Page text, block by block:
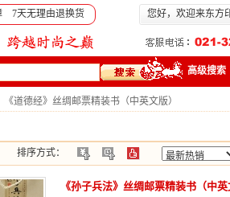
7天无理由退换货 您好，欢迎来东方
高级搜索
《道德经》丝绸邮票精装书（中英文版）
排序方式：
《孙子兵法》丝绸邮票精装书（中英